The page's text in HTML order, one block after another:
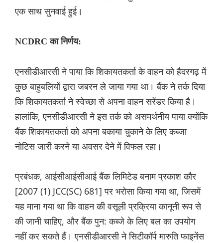
एक साथ सुनवाई हुई।
NCDRC का निर्णय:
एनसीडीआरसी ने पाया कि शिकायतकर्ता के वाहन को हैदरगढ़ में
कुछ बाहुबलियों द्वारा जबरन ले जाया गया था। बैंक ने तर्क दिया
कि शिकायतकर्ता ने स्वेच्छा से अपना वाहन सरेंडर किया है।
हालांकि, एनसीडीआरसी ने इस तर्क को असमर्थनीय पाया क्योंकि
बैंक शिकायतकर्ता को अपना बकाया चुकाने के लिए कब्जा
नोटिस जारी करने या अवसर देने में विफल रहा।
प्रबंधक, आईसीआईसीआई बैंक लिमिटेड बनाम प्रकाश कौर
[2007 (1) JCC(SC) 681] पर भरोसा किया गया था, जिसमें
यह माना गया था कि वाहन की वसूली प्रक्रिया कानूनी रूप से
की जानी चाहिए, और बैंक पुन: कब्जे के लिए बल का उपयोग
नहीं कर सकते हैं। एनसीडीआरसी ने सिटीकॉर्प मारुति फाइनेंस